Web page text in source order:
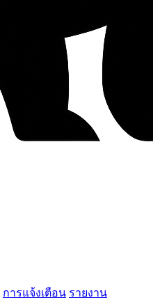
การแจ้งเตือน รายงาน